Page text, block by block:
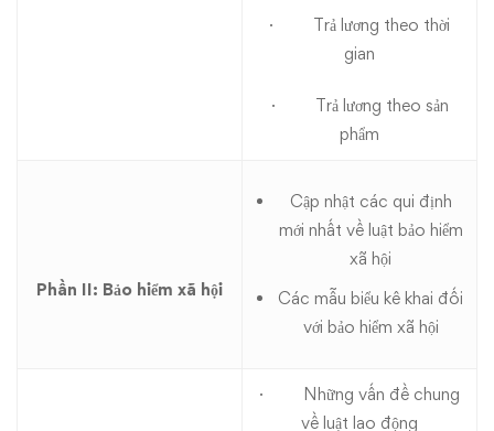
· Trả lương theo thời
gian
· Trả lương theo sản
phẩm
Phần II: Bảo hiểm xã hội
Cập nhật các qui định
mới nhất về luật bảo hiểm
xã hội
Các mẫu biểu kê khai đối
với bảo hiểm xã hội
· Những vấn đề chung
về luật lao động